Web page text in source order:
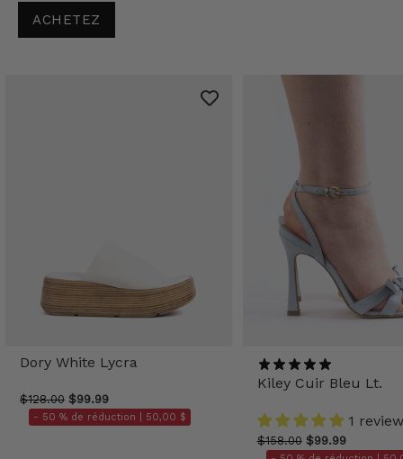
ACHETEZ
Dory White Lycra
$128.00 $99.99
- 50 % de réduction | 50,00 $
Kiley Cuir Bleu Lt.
1 review
$158.00 $99.99